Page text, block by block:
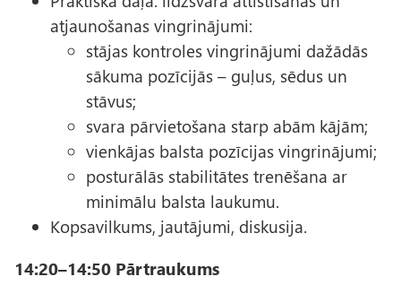
atjaunošanas vingrinājumi:
stājas kontroles vingrinājumi dažādās
sākuma pozīcijās – guļus, sēdus un
stāvus;
svara pārvietošana starp abām kājām;
vienkājas balsta pozīcijas vingrinājumi;
posturālās stabilitātes trenēšana ar
minimālu balsta laukumu.
Kopsavilkums, jautājumi, diskusija.
14:20–14:50 Pārtraukums